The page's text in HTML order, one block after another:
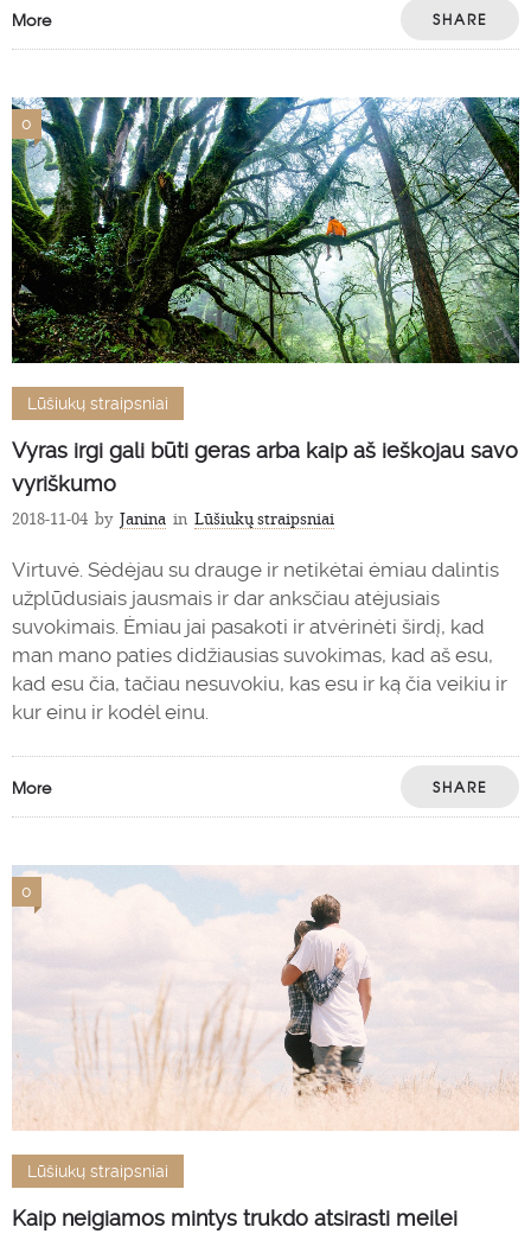
More SHARE
0
Lūšiukų straipsniai
Vyras irgi gali būti geras arba kaip aš ieškojau savo
vyriškumo
2018-11-04 by Janina in Lūšiukų straipsniai
Virtuvė. Sėdėjau su drauge ir netikėtai ėmiau dalintis
užplūdusiais jausmais ir dar anksčiau atėjusiais
suvokimais. Ėmiau jai pasakoti ir atvėrinėti širdį, kad
man mano paties didžiausias suvokimas, kad aš esu,
kad esu čia, tačiau nesuvokiu, kas esu ir ką čia veikiu ir
kur einu ir kodėl einu.
More SHARE
0
Lūšiukų straipsniai
Kaip neigiamos mintys trukdo atsirasti meilei